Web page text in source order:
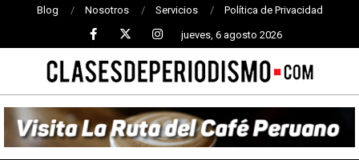
Blog Nosotros Servicios Política de Privacidad
jueves, 6 agosto 2026
CLASES
DE
PERIODISMO